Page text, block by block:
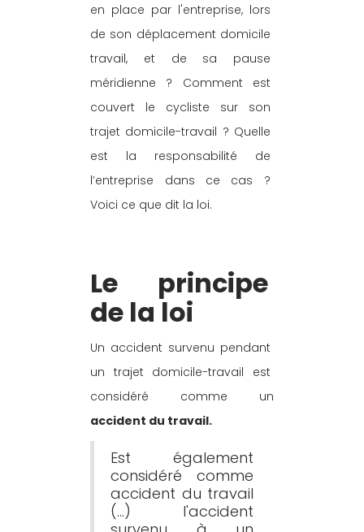
en place par l'entreprise, lors
de son déplacement domicile
travail, et de sa pause
méridienne ? Comment est
couvert le cycliste sur son
trajet domicile-travail ? Quelle
est la responsabilité de
l’entreprise dans ce cas ?
Voici ce que dit la loi.
Le principe
de la loi
Un accident survenu pendant
un trajet domicile-travail est
considéré comme un
accident du travail.
Est également
considéré comme
accident du travail
(…) l'accident